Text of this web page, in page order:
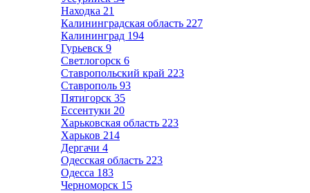
Находка 21
Калининградская область 227
Калининград 194
Гурьевск 9
Светлогорск 6
Ставропольский край 223
Ставрополь 93
Пятигорск 35
Ессентуки 20
Харьковская область 223
Харьков 214
Дергачи 4
Одесская область 223
Одесса 183
Черноморск 15